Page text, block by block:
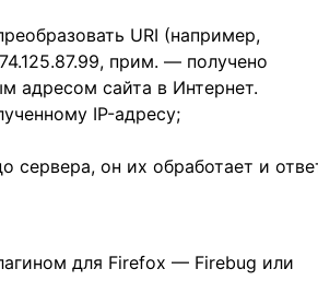
URI (например,
прим. — получено
адресом сайта в Интернет.
IP-адресу;
он их обработает и
для Firefox — Firebug или